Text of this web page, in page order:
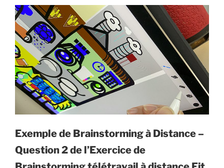
Exemple de Brainstorming à Distance –
Question 2 de l’Exercice de